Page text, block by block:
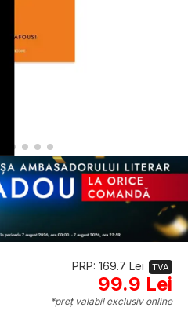
PRP: 169.7 Lei TVA
99.9 Lei
*preț valabil exclusiv online